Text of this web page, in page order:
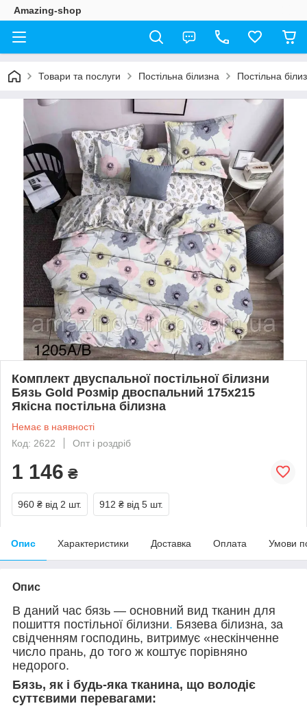
Amazing-shop
Товари та послуги Постільна білизна Постільна
Комплект двуспальної постільної білизни
Бязь Gold Розмір двоспальний 175х215
Якісна постільна білизна
Немає в наявності
Код: 2622
Опт і роздріб
1 146 ₴
960 ₴ від 2 шт. 912 ₴ від 5 шт.
Опис Характеристики Доставка Оплата Умови
Опис
В даний час бязь — основний вид тканин для
пошиття постільної білизни. Бязева білизна, за
свідченням господинь, витримує «нескінченне
число прань, до того ж коштує порівняно
недорого.
Бязь, як і будь-яка тканина, що володіє
суттєвими перевагами: